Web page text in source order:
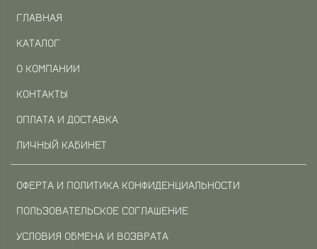
ГЛАВНАЯ
КАТАЛОГ
О КОМПАНИИ
КОНТАКТЫ
ОПЛАТА И ДОСТАВКА
ЛИЧНЫЙ КАБИНЕТ
ОФЕРТА И ПОЛИТИКА КОНФИДЕНЦИАЛЬНОСТИ
ПОЛЬЗОВАТЕЛЬСКОЕ СОГЛАШЕНИЕ
УСЛОВИЯ ОБМЕНА И ВОЗВРАТА